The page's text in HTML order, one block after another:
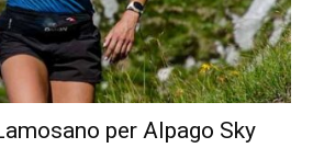
per Alpago Sky